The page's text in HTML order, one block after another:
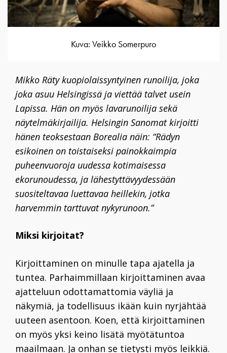
Kuva: Veikko Somerpuro
Mikko Räty kuopiolaissyntyinen runoilija, joka
joka asuu Helsingissä ja viettää talvet usein
Lapissa. Hän on myös lavarunoilija sekä
näytelmäkirjailija. Helsingin Sanomat kirjoitti
hänen teoksestaan Borealia näin: “Rädyn
esikoinen on toistaiseksi painokkaimpia
puheenvuoroja uudessa kotimaisessa
ekorunoudessa, ja lähestyttävyydessään
suositeltavaa luettavaa heillekin, jotka
harvemmin tarttuvat nykyrunoon.”
Miksi kirjoitat?
Kirjoittaminen on minulle tapa ajatella ja
tuntea. Parhaimmillaan kirjoittaminen avaa
ajatteluun odottamattomia väyliä ja
näkymiä, ja todellisuus ikään kuin nyrjähtää
uuteen asentoon. Koen, että kirjoittaminen
on myös yksi keino lisätä myötätuntoa
maailmaan. Ja onhan se tietysti myös leikkiä.